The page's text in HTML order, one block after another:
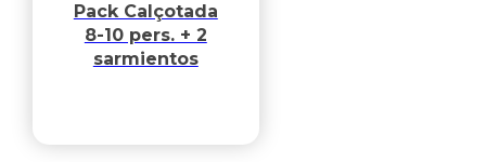
Pack Calçotada
8-10 pers. + 2
sarmientos